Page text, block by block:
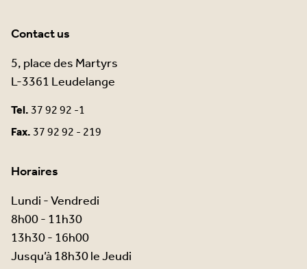
Contact us
5, place des Martyrs
L-3361 Leudelange
Tel.37 92 92 -1
Fax.37 92 92 - 219
Horaires
Lundi - Vendredi
8h00 - 11h30
13h30 - 16h00
Jusqu’à 18h30 le Jeudi